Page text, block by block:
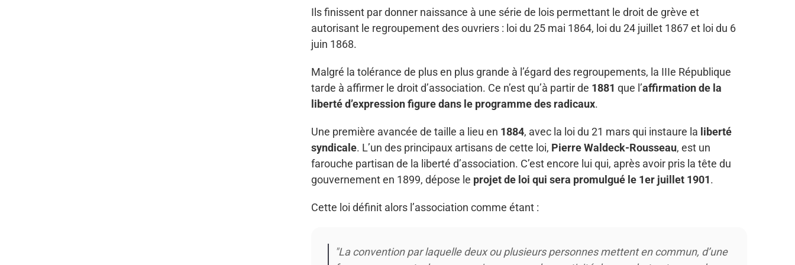
Ils finissent par donner naissance à une série de lois permettant le droit de grève et
autorisant le regroupement des ouvriers : loi du 25 mai 1864, loi du 24 juillet 1867 et loi du 6
juin 1868.
Malgré la tolérance de plus en plus grande à l’égard des regroupements, la IIIe République
tarde à affirmer le droit d’association. Ce n’est qu’à partir de 1881 que l’affirmation de la
liberté d’expression figure dans le programme des radicaux.
Une première avancée de taille a lieu en 1884, avec la loi du 21 mars qui instaure la liberté
syndicale. L’un des principaux artisans de cette loi, Pierre Waldeck-Rousseau, est un
farouche partisan de la liberté d’association. C’est encore lui qui, après avoir pris la tête du
gouvernement en 1899, dépose le projet de loi qui sera promulgué le 1er juillet 1901.
Cette loi définit alors l’association comme étant :
"La convention par laquelle deux ou plusieurs personnes mettent en commun, d’une